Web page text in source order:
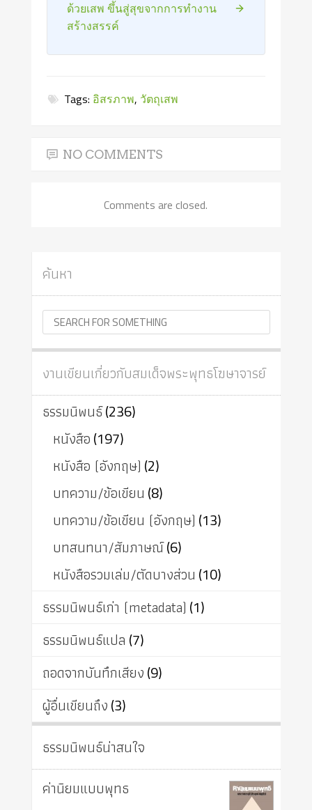
ด้วยเสพ ขึ้นสู่สุขจากการทำงาน
สร้างสรรค์
Tags: อิสรภาพ, วัตถุเสพ
NO COMMENTS
Comments are closed.
ค้นหา
งานเขียนเกี่ยวกับสมเด็จพระพุทธโฆษาจารย์
ธรรมนิพนธ์(236)
หนังสือ(197)
หนังสือ (อังกฤษ) (2)
บทความ/ข้อเขียน (8)
บทความ/ข้อเขียน (อังกฤษ) (13)
บทสนทนา/สัมภาษณ์(6)
หนังสือรวมเล่ม/ตัดบางส่วน (10)
ธรรมนิพนธ์เก่า (metadata) (1)
ธรรมนิพนธ์แปล (7)
ถอดจากบันทึกเสียง(9)
ผู้อื่นเขียนถึง(3)
ธรรมนิพนธ์น่าสนใจ
ค่านิยมแบบพุทธ